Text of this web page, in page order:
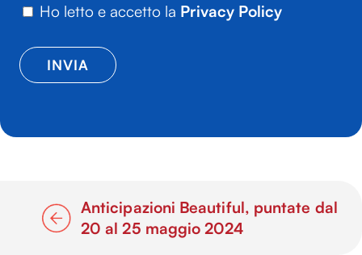
Ho letto e accetto la Privacy Policy
Anticipazioni Beautiful, puntate dal
20 al 25 maggio 2024